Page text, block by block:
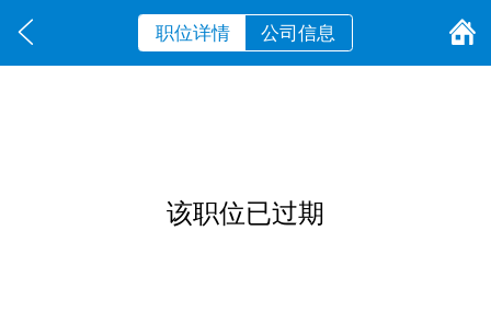
职位详情 公司信息
该职位已过期